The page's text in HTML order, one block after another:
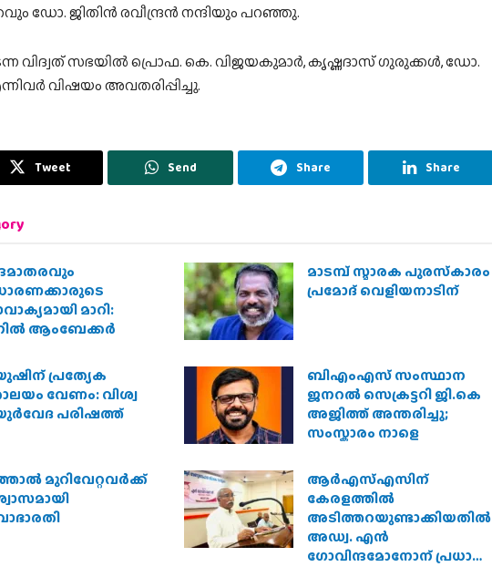
ഡോ. ജിതിന്‍ രവീന്ദ്രന്‍ നന്ദിയും പറഞ്ഞു.
വിദ്വത് സഭയില്‍ പ്രൊഫ. കെ. വിജയകുമാര്‍, കൃഷ്ണദാസ് ഗുരുക്കള്‍, ഡോ.
വിഷയം അവതരിപ്പിച്ചു.
Tweet Send Share Share
മാറി:
ആംബേക്കർ
മാടമ്പ് സ്മാരക പുരസ്‌കാരം
പ്രമോദ് വെളിയനാടിന്
പ്രത്യേക
വേണം: വിശ്വ
പരിഷത്ത്
ബിഎംഎസ് സംസ്ഥാന
ജനറൽ സെക്രട്ടറി ജി.കെ
അജിത്ത് അന്തരിച്ചു;
സംസ്കാരം നാളെ
മുറിവേറ്റവര്‍ക്ക്
ആര്‍എസ്എസിന്
കേരളത്തില്‍
അടിത്തറയുണ്ടാക്കിയതില്‍
അഡ്വ. എന്‍
ഗോവിന്ദമോനോന് പ്രധാന